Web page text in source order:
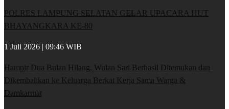
POLRES LAMPUNG SELATAN GELAR UPACARA HUT
BHAYANGKARA KE-80
1 Juli 2026 | 09:46 WIB
Hampir Dua Bulan Hilang, Wulan Sari Berhasil Ditemukan dan
Dikembalikan ke Keluarga Berkat Kerja Sama Warga &
Damkarmat